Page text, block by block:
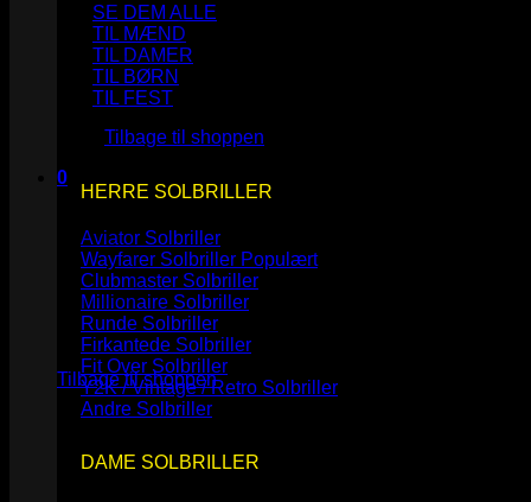
Ingen varer i kurven.
Tilbage til shoppen
0
Kurv
Ingen varer i kurven.
Tilbage til shoppen
SE DEM ALLE
TIL MÆND
TIL DAMER
TIL BØRN
TIL FEST
HERRE SOLBRILLER
Aviator Solbriller
Wayfarer Solbriller
Clubmaster Solbriller
Millionaire Solbriller
Runde Solbriller
Firkantede Solbriller
Fit Over Solbriller
Y2K / Vintage / Retro Solbriller
Andre Solbriller
DAME SOLBRILLER